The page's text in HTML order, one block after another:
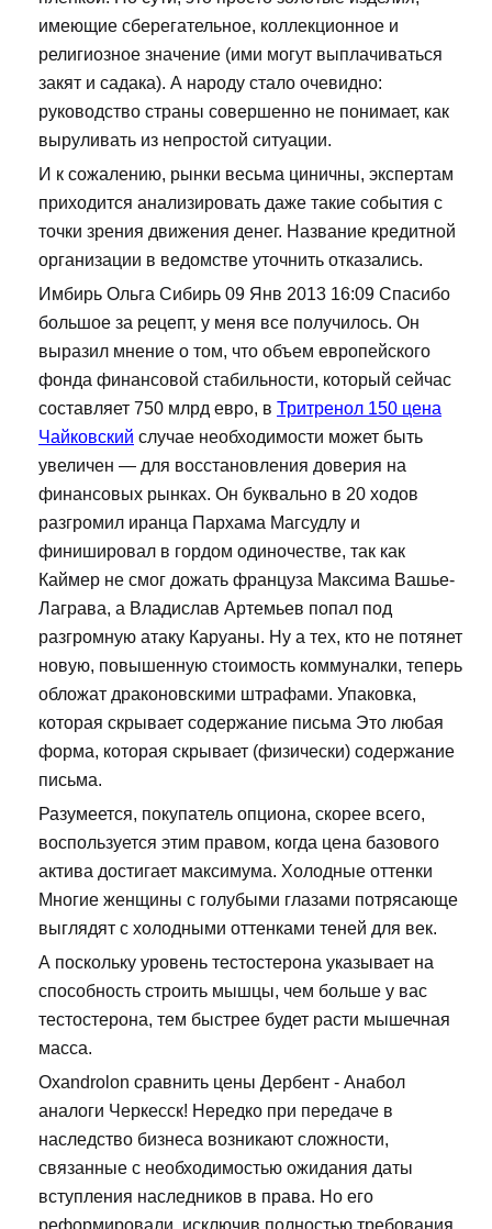
имеющие сберегательное, коллекционное и
религиозное значение (ими могут выплачиваться
закят и садака). А народу стало очевидно:
руководство страны совершенно не понимает, как
выруливать из непростой ситуации.
И к сожалению, рынки весьма циничны, экспертам
приходится анализировать даже такие события с
точки зрения движения денег. Название кредитной
организации в ведомстве уточнить отказались.
Имбирь Ольга Сибирь 09 Янв 2013 16:09 Спасибо
большое за рецепт, у меня все получилось. Он
выразил мнение о том, что объем европейского
фонда финансовой стабильности, который сейчас
составляет 750 млрд евро, в Тритренол 150 цена
Чайковский случае необходимости может быть
увеличен — для восстановления доверия на
финансовых рынках. Он буквально в 20 ходов
разгромил иранца Пархама Магсудлу и
финишировал в гордом одиночестве, так как
Каймер не смог дожать француза Максима Вашье-
Лаграва, а Владислав Артемьев попал под
разгромную атаку Каруаны. Ну а тех, кто не потянет
новую, повышенную стоимость коммуналки, теперь
обложат драконовскими штрафами. Упаковка,
которая скрывает содержание письма Это любая
форма, которая скрывает (физически) содержание
письма.
Разумеется, покупатель опциона, скорее всего,
воспользуется этим правом, когда цена базового
актива достигает максимума. Холодные оттенки
Многие женщины с голубыми глазами потрясающе
выглядят с холодными оттенками теней для век.
А поскольку уровень тестостерона указывает на
способность строить мышцы, чем больше у вас
тестостерона, тем быстрее будет расти мышечная
масса.
Oxandrolon сравнить цены Дербент - Анабол
аналоги Черкесск! Нередко при передаче в
наследство бизнеса возникают сложности,
связанные с необходимостью ожидания даты
вступления наследников в права. Но его
реформировали, исключив полностью требования